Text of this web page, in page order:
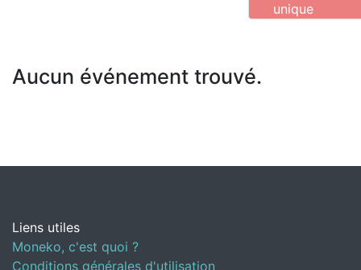
unique
Aucun événement trouvé.
Liens utiles
Moneko, c'est quoi ?
Conditions générales d'utilisation